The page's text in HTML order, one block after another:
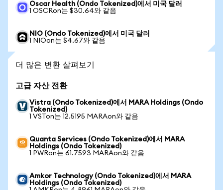
Oscar Health (Ondo Tokenized)에서 미국 달러
1 OSCRon는 $30.64와 같음
NIO (Ondo Tokenized)에서 미국 달러
1 NIOon는 $4.67와 같음
더 많은 변환 살펴보기
고급 자산 전환
Vistra (Ondo Tokenized)에서 MARA Holdings (Ondo
Tokenized)
1 VSTon는 12.5195 MARAon와 같음
Quanta Services (Ondo Tokenized)에서 MARA
Holdings (Ondo Tokenized)
1 PWRon는 61.7593 MARAon와 같음
Amkor Technology (Ondo Tokenized)에서 MARA
Holdings (Ondo Tokenized)